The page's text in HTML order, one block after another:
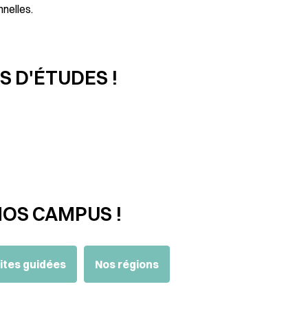
D'ÉTUDES !
CAMPUS !
guidées Nos régions